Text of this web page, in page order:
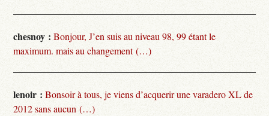
chesnoy : Bonjour, J’en suis au niveau 98, 99 étant le
maximum. mais au changement (…)
lenoir : Bonsoir à tous, je viens d’acquerir une varadero XL de
2012 sans aucun (…)